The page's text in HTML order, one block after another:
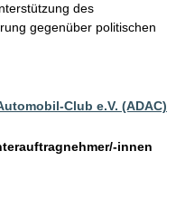
des
gegenüber politischen
Club e.V. (ADAC)
innen